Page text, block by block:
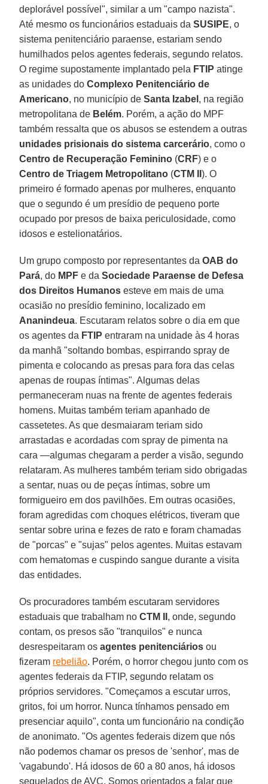
deplorável possível", similar a um "campo nazista".
Até mesmo os funcionários estaduais daSUSIPE, o
sistema penitenciário paraense, estariam sendo
humilhados pelos agentes federais, segundo relatos.
O regime supostamente implantado pela FTIP atinge
as unidades doComplexo Penitenciário de
Americano, no município de Santa Izabel , na região
metropolitana de Belém. Porém, a ação do MPF
também ressalta que os abusos se estendem a outras
unidades prisionais do sistema carcerário, como o
Centro de Recuperação Feminino (CRF) e o
Centro de Triagem Metropolitano (CTM II). O
primeiro é formado apenas por mulheres, enquanto
que o segundo é um presídio de pequeno porte
ocupado por presos de baixa periculosidade, como
idosos e estelionatários.
Um grupo composto por representantes daOAB do
Pará, do MPF e daSociedade Paraense de Defesa
dos Direitos Humanos esteve em mais de uma
ocasião no presídio feminino, localizado em
Ananindeua. Escutaram relatos sobre o dia em que
os agentes da FTIP entraram na unidade às 4 horas
da manhã "soltando bombas, espirrando spray de
pimenta e colocando as presas para fora das celas
apenas de roupas íntimas". Algumas delas
permaneceram nuas na frente de agentes federais
homens. Muitas também teriam apanhado de
cassetetes. As que desmaiaram teriam sido
arrastadas e acordadas com spray de pimenta na
cara —algumas chegaram a perder a visão, segundo
relataram. As mulheres também teriam sido obrigadas
a sentar, nuas ou de peças íntimas, sobre um
formigueiro em dos pavilhões. Em outras ocasiões,
foram agredidas com choques elétricos, tiveram que
sentar sobre urina e fezes de rato e foram chamadas
de "porcas" e "sujas" pelos agentes. Muitas estavam
com hematomas e cuspindo sangue durante a visita
das entidades.
Os procuradores também escutaram servidores
estaduais que trabalham noCTM II , onde, segundo
contam, os presos são "tranquilos" e nunca
desrespeitaram osagentes penitenciários ou
fizeram rebelião. Porém, o horror chegou junto com os
agentes federais da FTIP, segundo relatam os
próprios servidores. "Começamos a escutar urros,
gritos, foi um horror. Nunca tínhamos pensado em
presenciar aquilo", conta um funcionário na condição
de anonimato. "Os agentes federais dizem que nós
não podemos chamar os presos de 'senhor', mas de
'vagabundo'. Há idosos de 60 a 80 anos, há idosos
sequelados de AVC. Somos orientados a falar que